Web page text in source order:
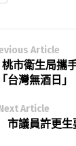
Article
市衛生局攜
台灣無酒日」
Article
議員許更生